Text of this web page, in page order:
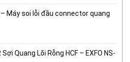
– Máy soi lỗi đầu connector quang
Quang Lõi Rỗng HCF – EXFO NS-